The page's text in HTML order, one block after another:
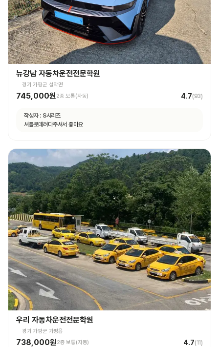
뉴강남 자동차운전전문학원
경기 가평군 설악면
745,000원2종 보통(자동) 4.7(93)
작성자 : S시리즈
셔틀로데려다주셔서 좋아요
우리 자동차운전전문학원
경기 가평군 가평읍
738,000원2종 보통(자동) 4.7(11)